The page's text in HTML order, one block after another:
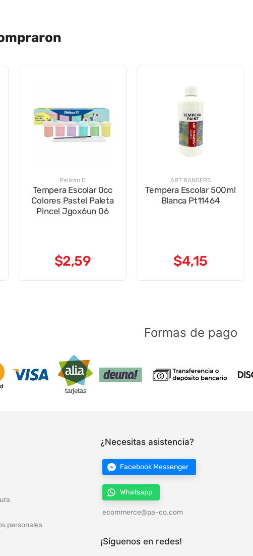
Pelikan C
Tempera Escolar 0cc
Colores Pastel Paleta
Pincel Jgox6un 06
$2,59
ART RANGERS
Tempera Escolar 500ml
Blanca Pt11464
$4,15
Formas de pago
personales
¿Necesitas asistencia?
Facebook Messenger
Whatsapp
ecommerce@pa-co.com
¡Síguenos en redes!